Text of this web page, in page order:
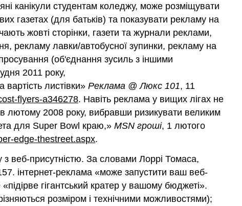
канікули студентам коледжу, може розміщувати
газетах (для батьків) та показувати рекламу на
жовті сторінки, газети та журнали реклами,
рекламу лавки/автобусної зупинки, рекламу на
(об'єднання зусиль з іншими
2011 року,
листівки» Реклама @ Люкс 101, 11
flyers-a346278. Навіть реклама у вищих лігах не
лютому 2008 року, вибравши ризикувати великим
для Super Bowl краю,» MSN гроші, 1 лютого
edge-thestreet.aspx.
з веб-присутністю. За словами Лоррі Томаса,
інтернет-реклама «може запустити ваш веб-
гігантський кратер у вашому бюджеті».
розміром і технічними можливостями);